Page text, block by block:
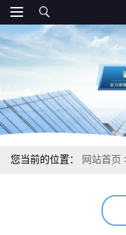
您当前的位置： 网站首页